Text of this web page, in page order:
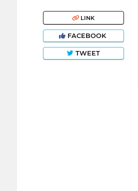
LINK
FACEBOOK
TWEET